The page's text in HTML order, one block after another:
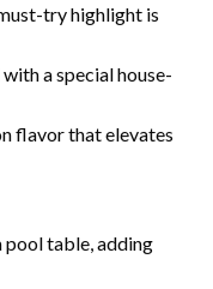
try highlight is
with a special house-
flavor that elevates
pool table, adding